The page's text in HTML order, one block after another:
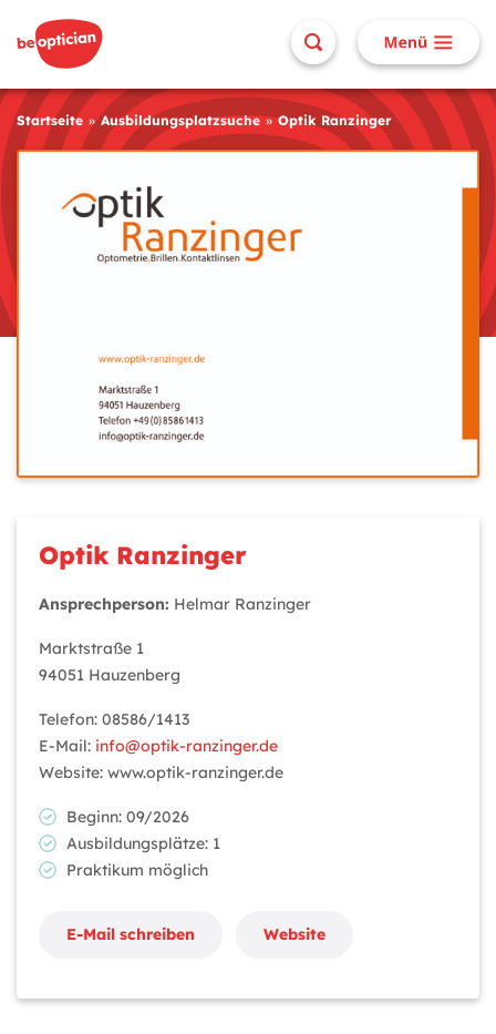
Startseite Ausbildungsplatzsuche Optik Ranzinger
Optik Ranzinger
Ansprechperson: Helmar Ranzinger
Marktstraße 1
94051 Hauzenberg
Telefon: 08586/1413
E-Mail: info@optik-ranzinger.de
Website: www.optik-ranzinger.de
Beginn: 09/2026
Ausbildungsplätze: 1
Praktikum möglich
E-Mail schreiben Website